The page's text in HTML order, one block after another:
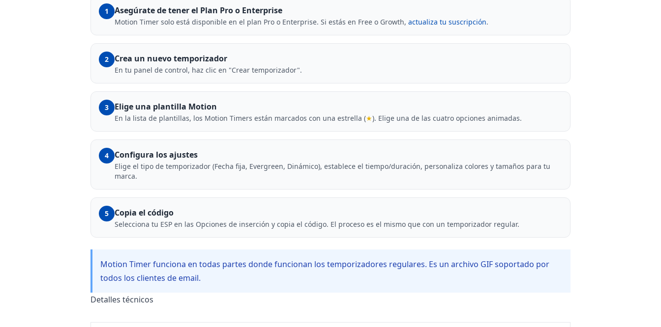
1 Asegúrate de tener el Plan Pro o Enterprise
Motion Timer solo está disponible en el plan Pro o Enterprise. Si estás en Free o Growth, actualiza tu suscripción.
2 Crea un nuevo temporizador
En tu panel de control, haz clic en "Crear temporizador".
3 Elige una plantilla Motion
En la lista de plantillas, los Motion Timers están marcados con una estrella (★). Elige una de las cuatro opciones animadas.
4 Configura los ajustes
Elige el tipo de temporizador (Fecha fija, Evergreen, Dinámico), establece el tiempo/duración, personaliza colores y tamaños para tu
marca.
5 Copia el código
Selecciona tu ESP en las Opciones de inserción y copia el código. El proceso es el mismo que con un temporizador regular.
Motion Timer funciona en todas partes donde funcionan los temporizadores regulares. Es un archivo GIF soportado por
todos los clientes de email.
Detalles técnicos